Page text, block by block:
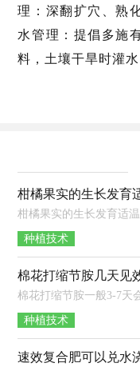
理：深翻扩穴、熟
水管理：提倡多施
料，土壤干旱时灌水
种植技术
种植技术